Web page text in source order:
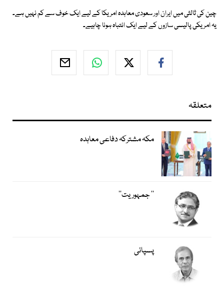
چین کی ثالثی میں ایران اور سعودی معاہدہ امریکا کے لیے ایک خوف سے کم نہیں ہے۔
یہ امریکی پالیسی سازوں کے لیے ایک انتباہ ہونا چاہیے۔
متعلقہ
مکہ مشترکہ دفاعی معاہدہ
’’ جمہوریت‘‘
پسپائی